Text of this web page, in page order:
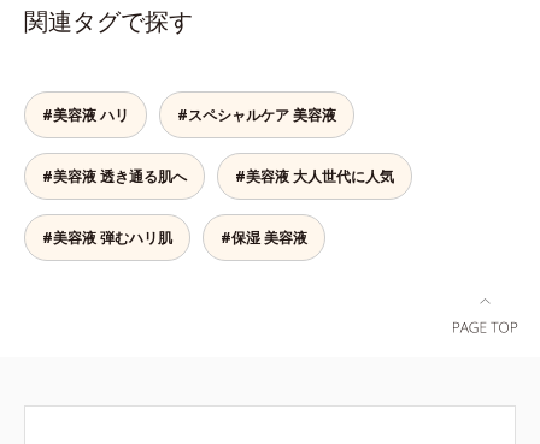
し、すっとなじむ素直な肌を目指し
植物由来成分や「ナノVCショット
カプセル」を採用。化粧水前に塗る
だけの簡単ケアで、ゴワつきや肌荒
れ、ニキビを予防します。【ご使用
ステップ】洗顔の後、化粧水の前に
お使いいただく先行型美容液です。
※敏感肌対象パッチテスト済（すべ
すべての人にコメド（ニキビのも
関連タグで探す
#美容液 ハリ #スペシャルケア 美容液
#美容液 透き通る肌へ #美容液 大人世代に人気
#美容液 弾むハリ肌 #保湿 美容液